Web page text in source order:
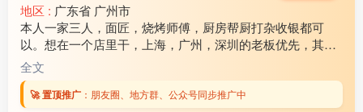
地区 : 广东省 广州市
本人一家三人，面匠，烧烤师傅，厨房帮厨打杂收银都可
以。想在一个店里干，上海，广州，深圳的老板优先，其他
地方也可以考虑！ 工资各方面问题可以电话商量，谈好后随
时可以出发！联系电话17***18
全文
🚀 置顶推广 ： 朋友圈、地方群、公众号同步推广中